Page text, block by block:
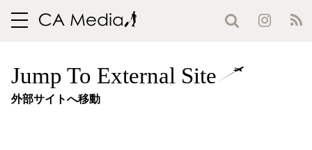
toggle
Jump To External Site
外部サイトへ移動